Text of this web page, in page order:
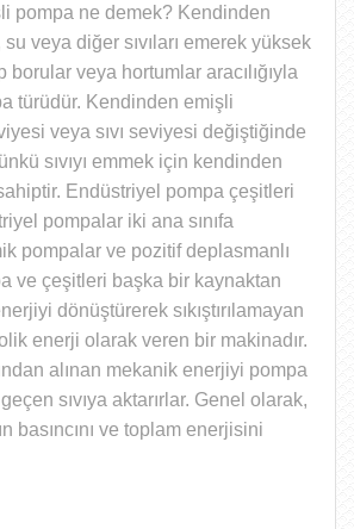
pompa ne demek? Kendinden
veya diğer sıvıları emerek yüksek
borular veya hortumlar aracılığıyla
türüdür. Kendinden emişli
veya sıvı seviyesi değiştiğinde
sıvıyı emmek için kendinden
Endüstriyel pompa çeşitleri
pompalar iki ana sınıfa
pompalar ve pozitif deplasmanlı
ve çeşitleri başka bir kaynaktan
dönüştürerek sıkıştırılamayan
enerji olarak veren bir makinadır.
alınan mekanik enerjiyi pompa
sıvıya aktarırlar. Genel olarak,
basıncını ve toplam enerjisini